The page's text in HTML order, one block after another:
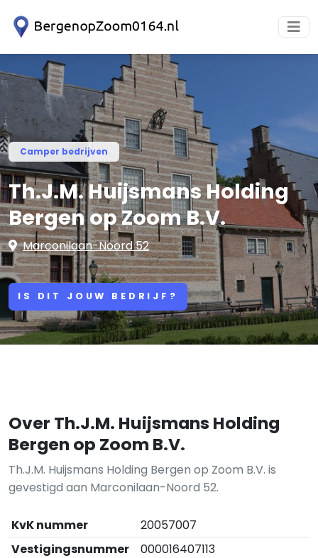
Camper bedrijven
Th.J.M. Huijsmans Holding
Bergen op Zoom B.V.
Marconilaan-Noord 52
IS DIT JOUW BEDRIJF?
Over Th.J.M. Huijsmans Holding
Bergen op Zoom B.V.
Th.J.M. Huijsmans Holding Bergen op Zoom B.V. is
gevestigd aan Marconilaan-Noord 52.
KvK nummer
20057007
Vestigingsnummer
000016407113